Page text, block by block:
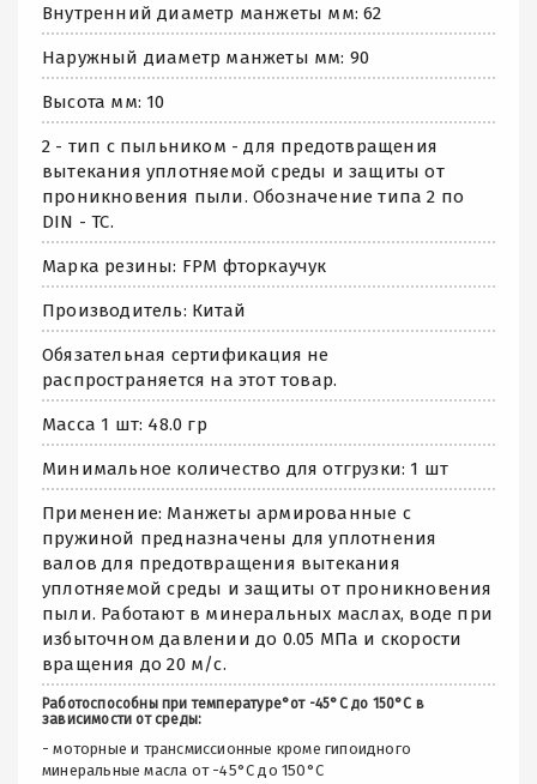
Внутренний диаметр манжеты мм: 62
Наружный диаметр манжеты мм: 90
Высота мм: 10
2 - тип с пыльником - для предотвращения
вытекания уплотняемой среды и защиты от
проникновения пыли. Обозначение типа 2 по
DIN - TC.
Марка резины: FPM фторкаучук
Производитель: Китай
Обязательная сертификация не
распространяется на этот товар.
Масса 1 шт: 48.0 гр
Минимальное количество для отгрузки: 1 шт
Применение: Манжеты армированные с
пружиной предназначены для уплотнения
валов для предотвращения вытекания
уплотняемой среды и защиты от проникновения
пыли. Работают в минеральных маслах, воде при
избыточном давлении до 0.05 МПа и скорости
вращения до 20 м/с.
Работоспособны при температуре°от -45°С до 150°С в
зависимости от среды:
- моторные и трансмиссионные кроме гипоидного
минеральные масла от -45°С до 150°С